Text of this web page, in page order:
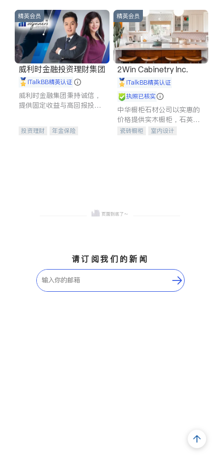
精英会员
威利时金融投资理财集团
iTalkBB精英认证
威利时金融集团秉持诚信，
提供固定收益与高回报投资
合，助力客户实现目标
投资理财
年金保险
精英会员
2Win Cabinetry Inc.
iTalkBB精英认证
执照已核实
中华橱柜石材公司以实惠的
价格提供实木橱柜，石英石
台面，多种优质不锈钢水
瓷砖橱柜
室内设计
请订阅我们的新闻